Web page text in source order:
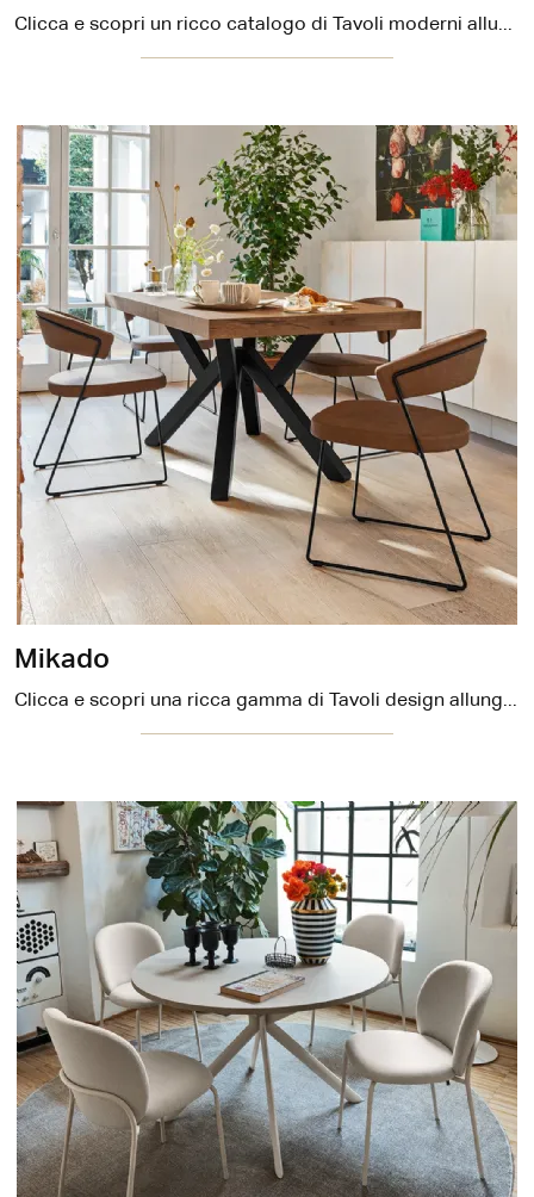
Clicca e scopri un ricco catalogo di Tavoli moderni allungabili da cucina! Il modello Pentagon di Connubia ti attende.
Mikado
Clicca e scopri una ricca gamma di Tavoli design allungabili da pranzo! Il modello Mikado di Connubia ti sta aspettando.